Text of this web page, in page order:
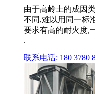
由于高岭土的成因
不同,难以用同一标
要求有高的耐火度,
.
联系电话: 180 3780